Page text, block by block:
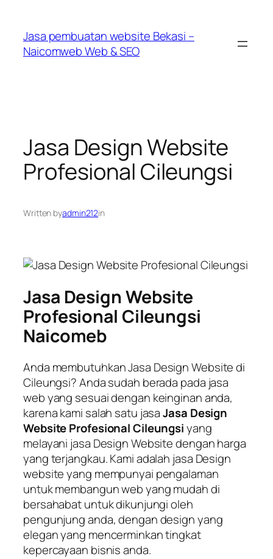
content
Jasa pembuatan website Bekasi –
Naicomweb Web & SEO
Jasa Design Website
Profesional Cileungsi
Written byadmin212in
Jasa Design Website
Profesional Cileungsi
Naicomeb
Anda membutuhkan Jasa Design Website di
Cileungsi? Anda sudah berada pada jasa
web yang sesuai dengan keinginan anda,
karena kami salah satu jasaJasa Design
Website Profesional Cileungsiyang
melayani jasa Design Website dengan harga
yang terjangkau. Kami adalah jasa Design
website yang mempunyai pengalaman
untuk membangun web yang mudah di
bersahabat untuk dikunjungi oleh
pengunjung anda, dengan design yang
elegan yang mencerminkan tingkat
kepercayaan bisnis anda.